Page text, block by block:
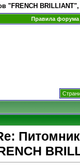
"FRENCH BRILLIANT",
Правила форума